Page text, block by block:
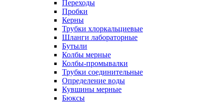
Переходы
Пробки
Керны
Трубки хлоркальциевые
Шланги лабораторные
Бутыли
Колбы мерные
Колбы-промывалки
Трубки соединительные
Определение воды
Кувшины мерные
Бюксы